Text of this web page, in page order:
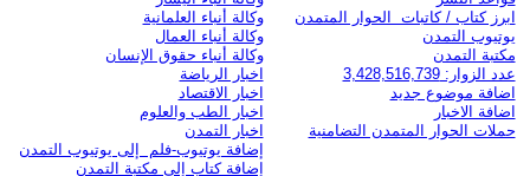
ابرز كتاب / كاتبات الحوار المتمدن
يوتيوب التمدن
مكتبة التمدن
عدد الزوار: 3,428,516,739
اضافة موضوع جديد
اضافة الاخبار
حملات الحوار المتمدن التضامنية
وكالة أنباء العلمانية
وكالة أنباء العمال
وكالة أنباء حقوق الإنسان
اخبار الرياضة
اخبار الاقتصاد
اخبار الطب والعلوم
اخبار التمدن
إضافة يوتيوب-فلم إلى يوتيوب التمدن
إضافة كتاب إلى مكتبة التمدن